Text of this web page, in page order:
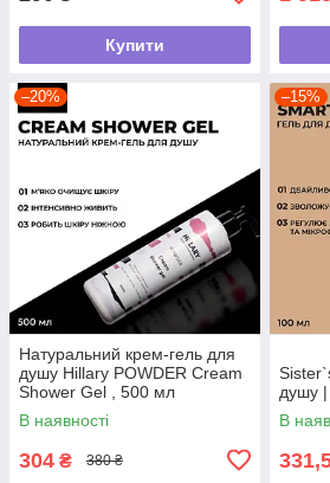
Купити
–20%
Натуральний крем-гель для
душу Hillary POWDER Cream
Shower Gel , 500 мл
В наявності
304 ₴ 380 ₴
–15%
душу
В